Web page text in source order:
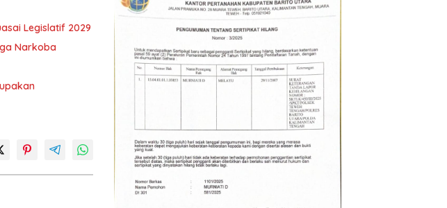
Legislatif 2029
Narkoba